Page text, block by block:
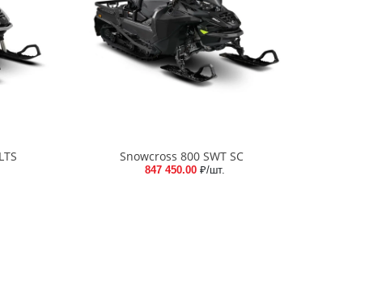
Snowcross 800 SWT SC
847 450.00 ₽/шт.